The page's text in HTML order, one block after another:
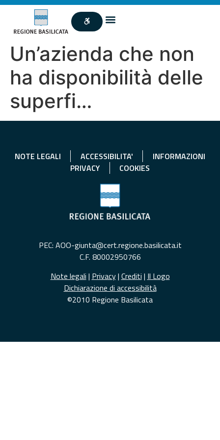
Un’azienda che non
ha disponibilità delle
superfi…
NOTE LEGALI ACCESSIBILITA'
INFORMAZIONI
PRIVACY
COOKIES
PEC: AOO-giunta@cert.regione.basilicata.it
C.F. 80002950766
Note legali | Privacy| Crediti | Il Logo
Dichiarazione di accessibilità
©2010 Regione Basilicata